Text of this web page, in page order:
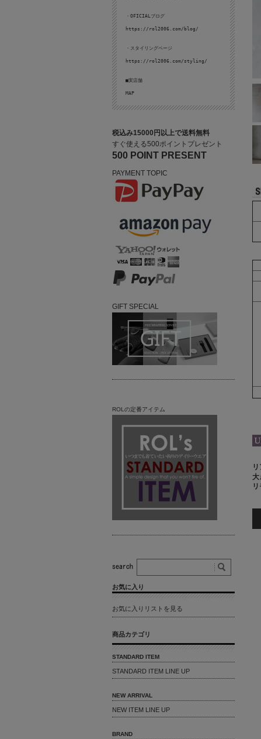
・OFICIALブログ
https://rol2006.com/blog/
・スタイリングページ
https://rol2006.com/styling/
■実店舗
MAP
税込み15000円以上で送料無料
すぐ使える500ポイントプレゼント
500 POINT PRESENT
PAYMENT TOPIC
GIFT SPECIAL
ROLの定番アイテム
お気に入り
お気に入りリストを見る
商品カテゴリ
STANDARD ITEM
STANDARD ITEM LINE UP
NEW ARRIVAL
NEW ITEM LINE UP
BRAND